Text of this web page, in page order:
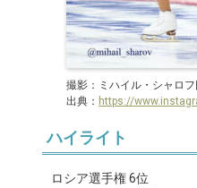
撮影：ミハイル・シャロフ
出典： https://
ハイライト
ロシア選手権 6位